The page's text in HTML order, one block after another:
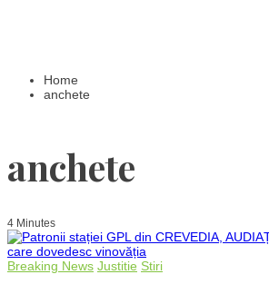
Home
anchete
anchete
4 Minutes
Breaking News Justitie Stiri